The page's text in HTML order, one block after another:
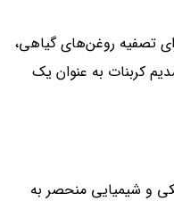
تصفیه روغن‌های گیاهی،
کربنات به عنوان یک
و شیمیایی منحصر به